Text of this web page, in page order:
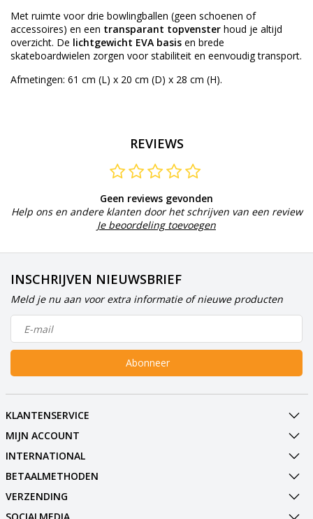
Met ruimte voor drie bowlingballen (geen schoenen of
accessoires) en een transparant topvenster houd je altijd
overzicht. De lichtgewicht EVA basis en brede
skateboardwielen zorgen voor stabiliteit en eenvoudig transport.
Afmetingen: 61 cm (L) x 20 cm (D) x 28 cm (H).
REVIEWS
Geen reviews gevonden
Help ons en andere klanten door het schrijven van een review
Je beoordeling toevoegen
INSCHRIJVEN NIEUWSBRIEF
Meld je nu aan voor extra informatie of nieuwe producten
Abonneer
KLANTENSERVICE
MIJN ACCOUNT
INTERNATIONAL
BETAALMETHODEN
VERZENDING